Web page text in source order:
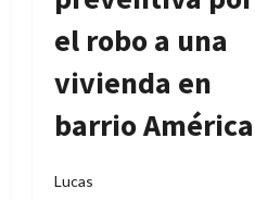
el robo a una
vivienda en
barrio América
Lucas